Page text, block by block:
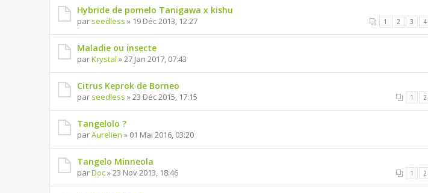
Hybride de pomelo Tanigawa x kishu
1 2 3 4
par seedless » 19 Déc 2013, 12:27
Maladie ou insecte
parKrystal » 27 Jan 2017, 07:43
Citrus Keprok de Borneo
1 2
par seedless » 23 Déc 2015, 17:15
Tangelolo ?
parAurelien » 01 Mai 2016, 03:20
Tangelo Minneola
1 2
parDoc» 23 Nov 2013, 18:46